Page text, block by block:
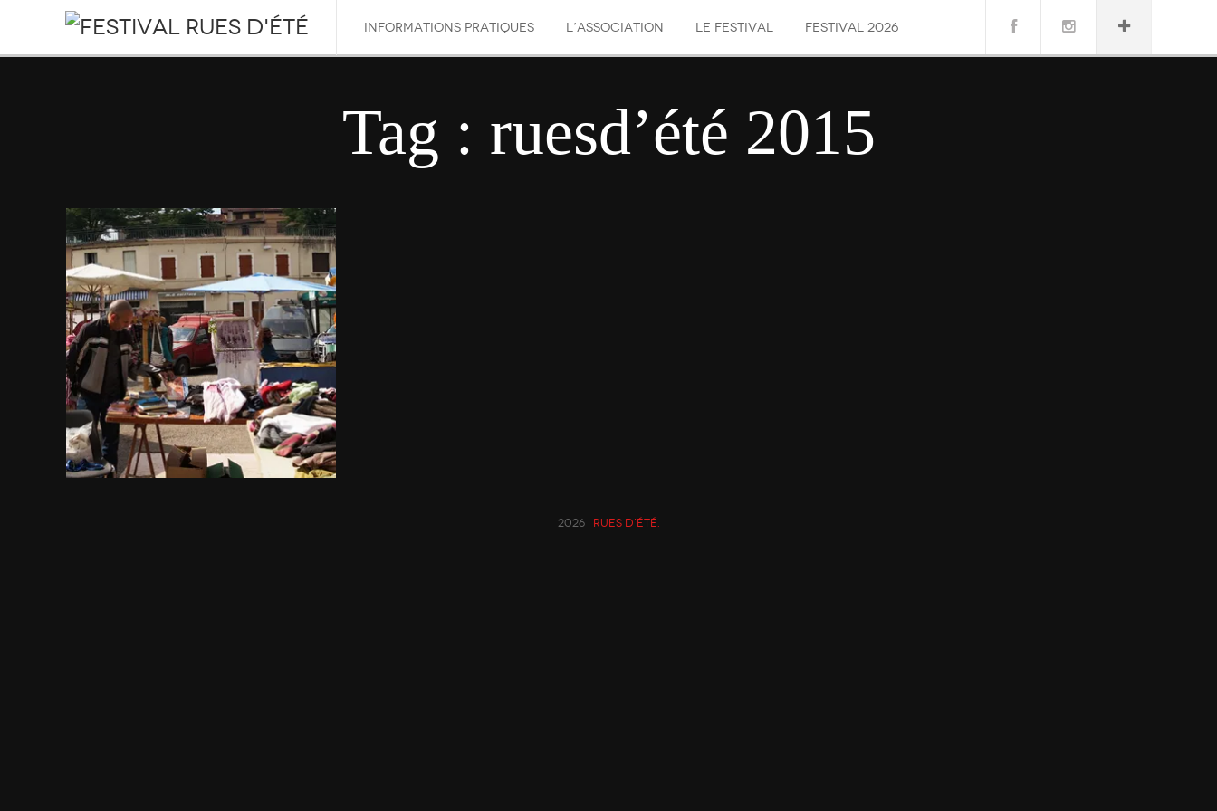
INFORMATIONS PRATIQUES L’ASSOCIATION LE FESTIVAL FESTIVAL 2026
Tag : ruesd’été 2015
2026 | Rues d'été.